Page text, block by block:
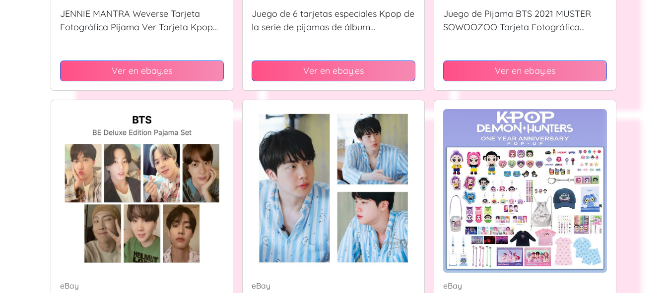
JENNIE MANTRA Weverse Tarjeta
Fotográfica Pijama Ver Tarjeta Kpop
Ver en ebay.es
Juego de 6 tarjetas especiales Kpop de
la serie de pijamas de álbum
Ver en ebay.es
Juego de Pijama BTS 2021 MUSTER
SOWOOZOO Tarjeta Fotográfica
Ver en ebay.es
eBay eBay eBay